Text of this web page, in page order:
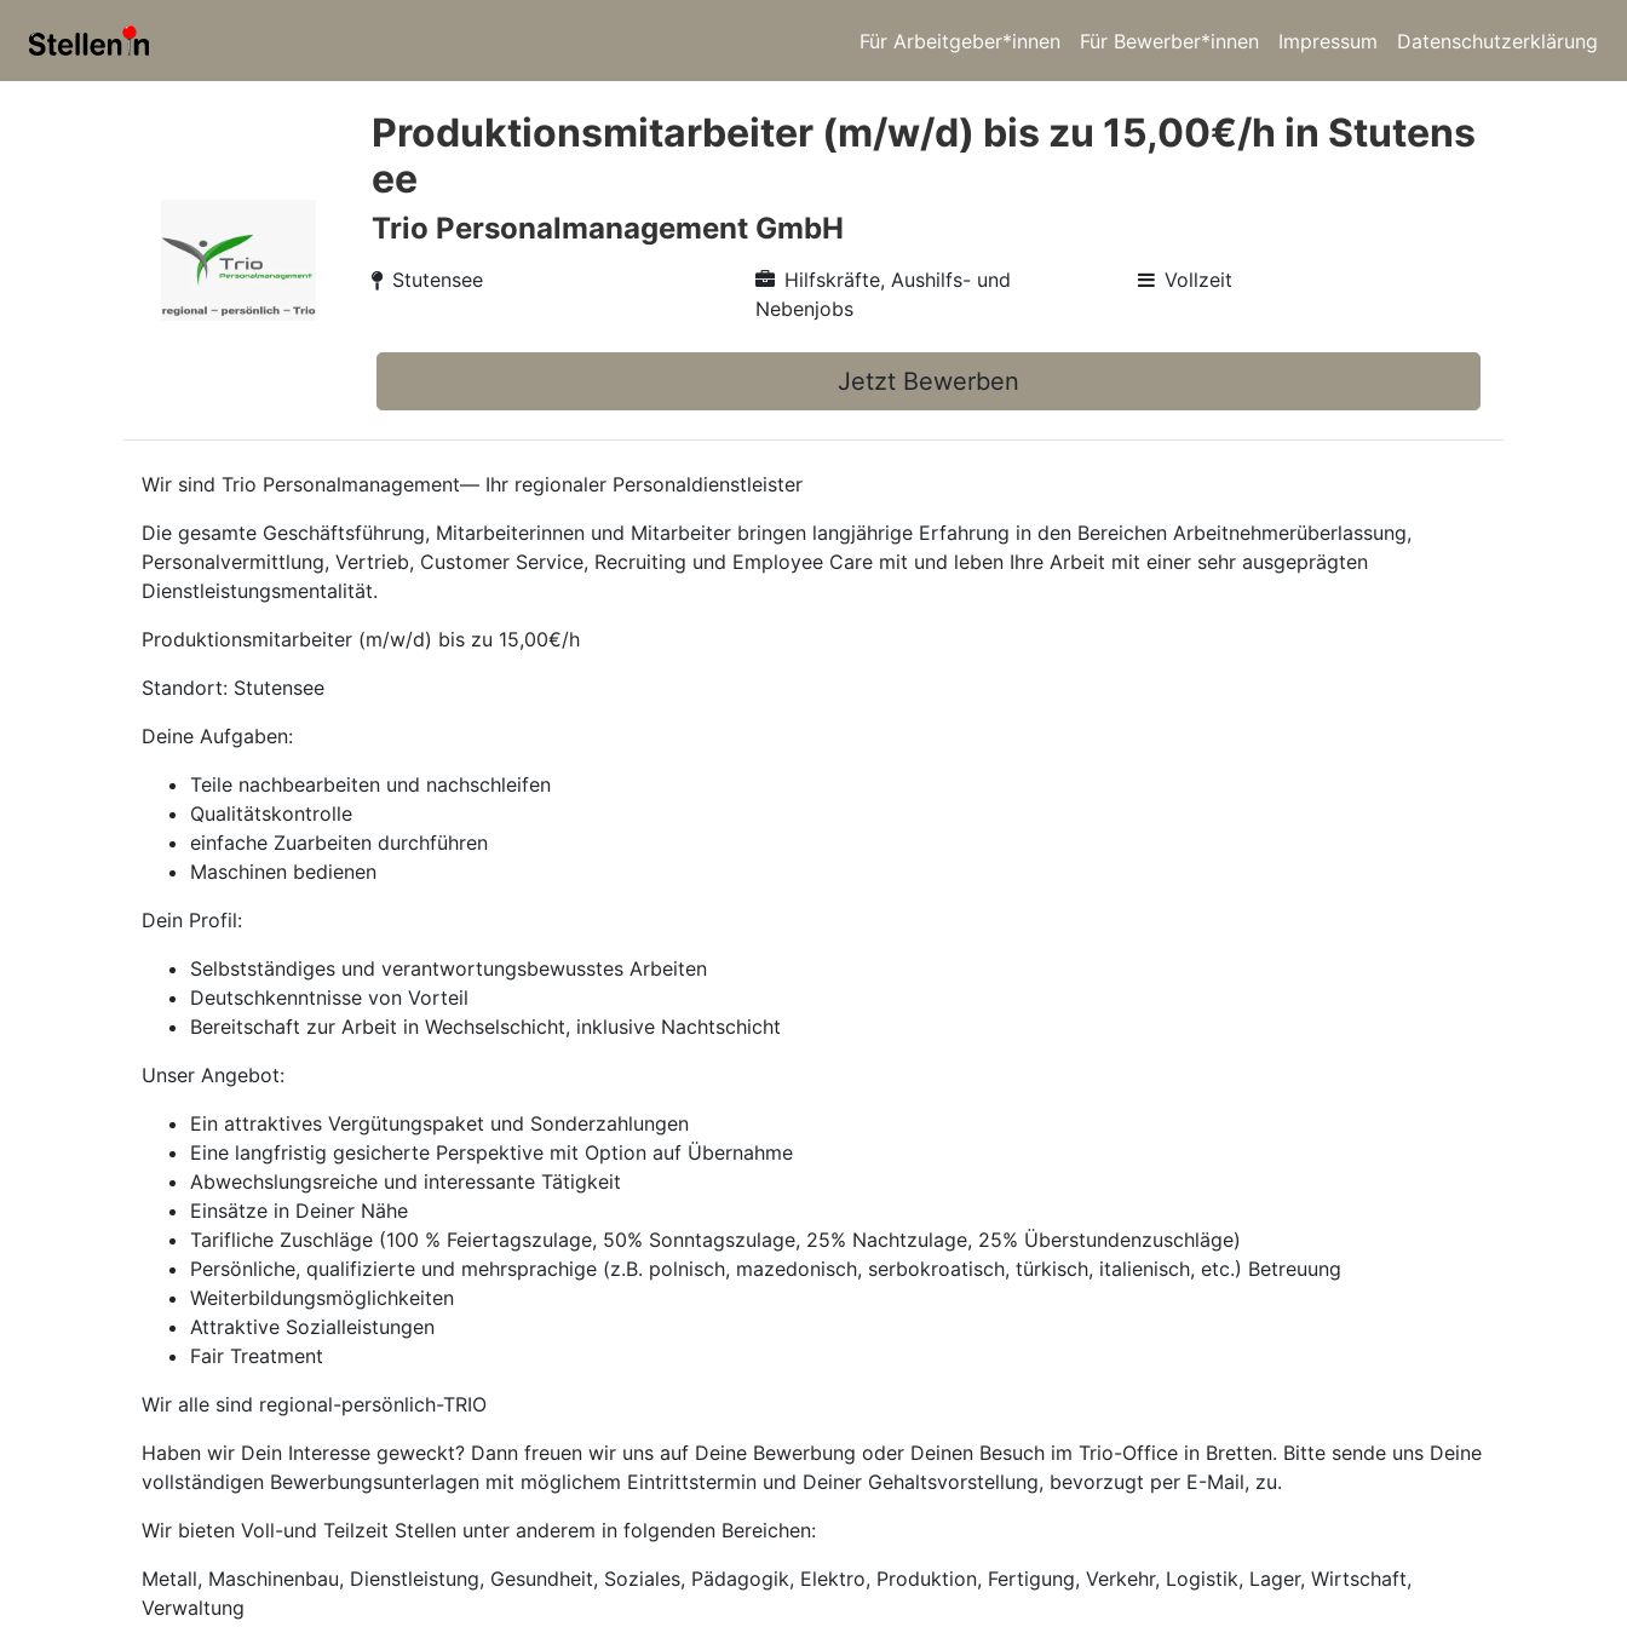
Für Arbeitgeber*innen Für Bewerber*innen Impressum Datenschutzerklärung
Produktionsmitarbeiter (m/w/d) bis zu 15,00€/h in Stutens
ee
Trio Personalmanagement GmbH
Stutensee
Hilfskräfte, Aushilfs- und
Nebenjobs
Vollzeit
Jetzt Bewerben
Wir sind Trio Personalmanagement— Ihr regionaler Personaldienstleister
Die gesamte Geschäftsführung, Mitarbeiterinnen und Mitarbeiter bringen langjährige Erfahrung in den Bereichen Arbeitnehmerüberlassung,
Personalvermittlung, Vertrieb, Customer Service, Recruiting und Employee Care mit und leben Ihre Arbeit mit einer sehr ausgeprägten
Dienstleistungsmentalität.
Produktionsmitarbeiter (m/w/d) bis zu 15,00€/h
Standort: Stutensee
Deine Aufgaben:
Teile nachbearbeiten und nachschleifen
Qualitätskontrolle
einfache Zuarbeiten durchführen
Maschinen bedienen
Dein Profil:
Selbstständiges und verantwortungsbewusstes Arbeiten
Deutschkenntnisse von Vorteil
Bereitschaft zur Arbeit in Wechselschicht, inklusive Nachtschicht
Unser Angebot:
Ein attraktives Vergütungspaket und Sonderzahlungen
Eine langfristig gesicherte Perspektive mit Option auf Übernahme
Abwechslungsreiche und interessante Tätigkeit
Einsätze in Deiner Nähe
Tarifliche Zuschläge (100 % Feiertagszulage, 50% Sonntagszulage, 25% Nachtzulage, 25% Überstundenzuschläge)
Persönliche, qualifizierte und mehrsprachige (z.B. polnisch, mazedonisch, serbokroatisch, türkisch, italienisch, etc.) Betreuung
Weiterbildungsmöglichkeiten
Attraktive Sozialleistungen
Fair Treatment
Wir alle sind regional-persönlich-TRIO
Haben wir Dein Interesse geweckt? Dann freuen wir uns auf Deine Bewerbung oder Deinen Besuch im Trio-Office in Bretten. Bitte sende uns Deine
vollständigen Bewerbungsunterlagen mit möglichem Eintrittstermin und Deiner Gehaltsvorstellung, bevorzugt per E-Mail, zu.
Wir bieten Voll-und Teilzeit Stellen unter anderem in folgenden Bereichen:
Metall, Maschinenbau, Dienstleistung, Gesundheit, Soziales, Pädagogik, Elektro, Produktion, Fertigung, Verkehr, Logistik, Lager, Wirtschaft,
Verwaltung